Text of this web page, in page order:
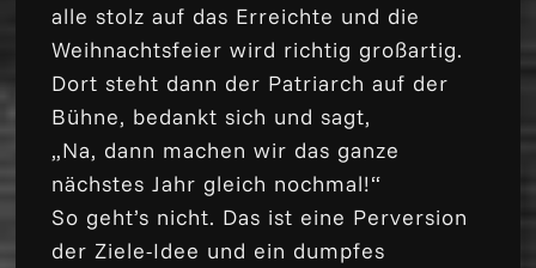
alle stolz auf das Erreichte und die
Weihnachtsfeier wird richtig großartig.
Dort steht dann der Patriarch auf der
Bühne, bedankt sich und sagt,
„Na, dann machen wir das ganze
nächstes Jahr gleich nochmal!“
So geht’s nicht. Das ist eine Perversion
der Ziele-Idee und ein dumpfes